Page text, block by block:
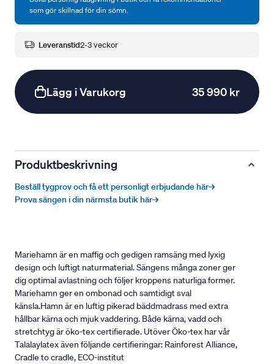
som gör skillnad för din sömn.
Leveranstid2-3 veckor
Lägg i Varukorg 35 990 kr
Produktbeskrivning
Beställ tygprov och få ett personligt erbjudande här→
Prova sängen i din närmsta butik här→
Mariehamn är en maffig och gedigen ramsäng med lyxig
design och luftigt naturmaterial. Sängens många zoner ger
dig optimal avlastning och följer kroppens naturliga former.
Mariehamn ger en ombonad och samtidigt sval
känsla.Hamn är en luftig pikerad bäddmadrass med extra
hållbar kärna och mjuk vaddering. Både kärna, vadd och
stretchtyg är öko-tex certifierade. Utöver Öko-tex har vår
Talalaylatex även följande certifieringar: Rainforest Alliance,
Cradle to cradle, ECO-institut